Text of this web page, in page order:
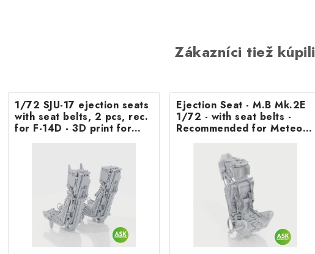
Zákazníci tiež kúpili
1/72 SJU-17 ejection seats
with seat belts, 2 pcs, rec.
for F-14D - 3D print for
Ejection Seat - M.B Mk.2E
1/72 - with seat belts -
Recommended for Meteor